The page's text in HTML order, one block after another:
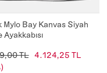
Mylo Bay Kanvas Siyah
Ayakkabısı
TL 4.124,25 TL